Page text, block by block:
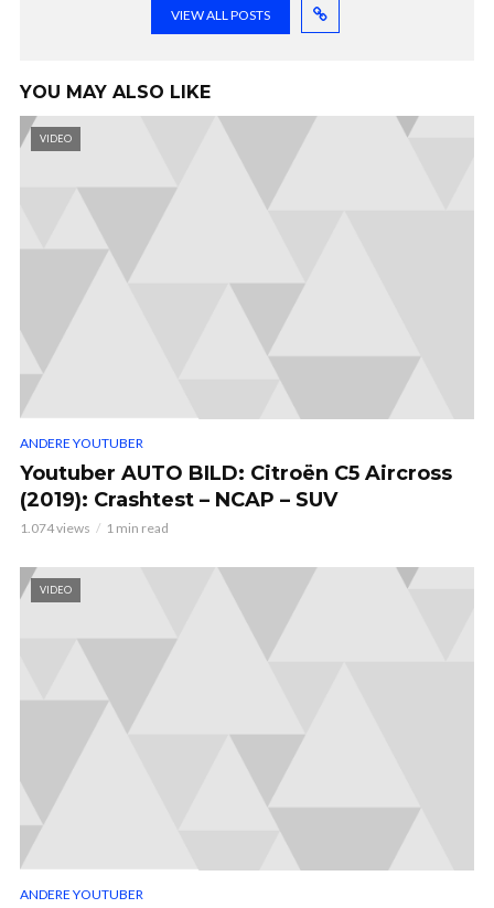
VIEW ALL POSTS
YOU MAY ALSO LIKE
VIDEO
ANDERE YOUTUBER
Youtuber AUTO BILD: Citroën C5 Aircross
(2019): Crashtest – NCAP – SUV
1.074 views 1 min read
VIDEO
ANDERE YOUTUBER